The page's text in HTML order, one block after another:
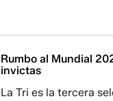
Rumbo al Mundial
invictas
La Tri es la tercera